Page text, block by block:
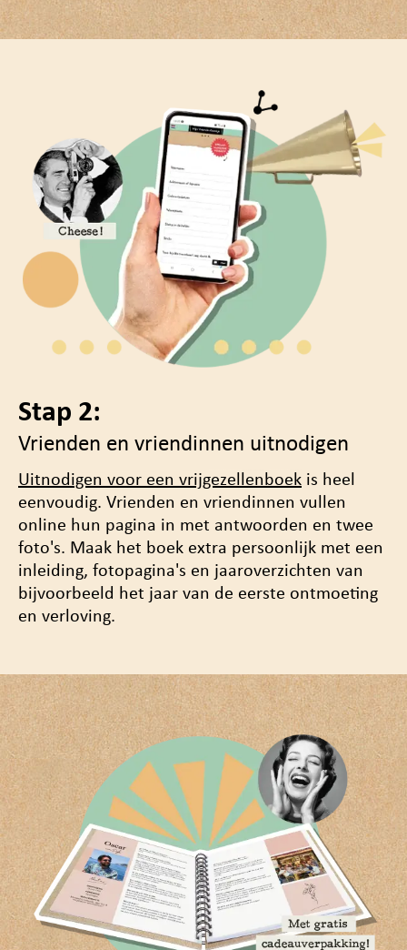
Stap 2:
Vrienden en vriendinnen uitnodigen
Uitnodigen voor een vrijgezellenboek is heel
eenvoudig. Vrienden en vriendinnen vullen
online hun pagina in met antwoorden en twee
foto's. Maak het boek extra persoonlijk met een
inleiding, fotopagina's en jaaroverzichten van
bijvoorbeeld het jaar van de eerste ontmoeting
en verloving.